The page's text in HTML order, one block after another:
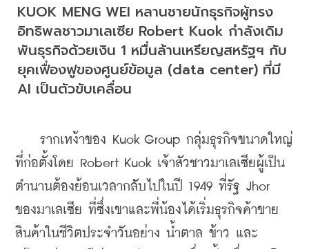
KUOK MENG WEI หลานชายนักธุรกิจผู้ทรง
อิทธิพลชาวมาเลเซีย Robert Kuok กำลังเดิม
พันธุรกิจด้วยเงิน 1 หมื่นล้านเหรียญสหรัฐฯ กับ
ยุคเฟื่องฟูของศูนย์ข้อมูล (data center) ที่มี
AI เป็นตัวขับเคลื่อน
รากเหง้าของ Kuok Group กลุ่มธุรกิจขนาดใหญ่
ที่ก่อตั้ง โดย Robert Kuok เจ้าสัวชาวมาเลเซียผู้เป็น
ตำนานต้องย้อนเวลากลับไปในปี 1949 ที่รัฐ Jhor
ของมาเลเซีย ที่ซึ่งเขาและพี่น้องได้เริ่มธุรกิจค้าขาย
สินค้าในชีวิตประจำวันอย่าง น้ำตาล ข้าว และ